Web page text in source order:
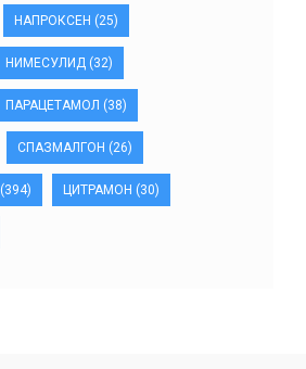
НАПРОКСЕН (25)
НИМЕСУЛИД (32)
ПАРАЦЕТАМОЛ (38)
СПАЗМАЛГОН (26)
(394) ЦИТРАМОН (30)